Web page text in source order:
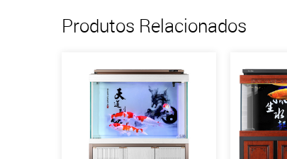
Produtos Relacionados